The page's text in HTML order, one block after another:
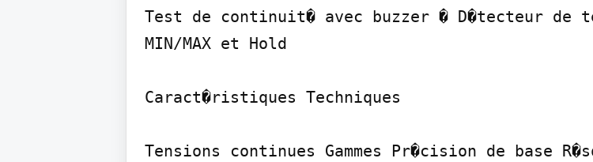
Test de continuit� avec buzzer � D�tecteur de
MIN/MAX et Hold
Caract�ristiques Techniques
Tensions continues Gammes Pr�cision de base